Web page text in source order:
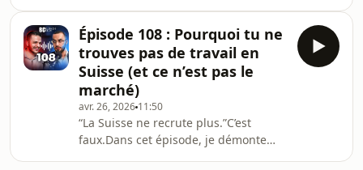
l’avan
parce qu’ils en gagnent moins, mais
parce qu’ils ne comprennent pas le
système fiscal.Dans cet épisode, je
t’explique pourquoi la période du 1er
janvier au 31 mars est cruciale.Si tu
passes cette date :– tu ne récupères
plus rien– aucune seconde chance–
parfois plusieurs milliers (voire
dizaines de
Épisode 108 : Pourquoi tu ne
trouves pas de travail en
Suisse (et ce n’est pas le
marché)
avr. 26, 2026 11:50
“La Suisse ne recrute plus.”C’est
faux.Dans cet épisode, je démonte